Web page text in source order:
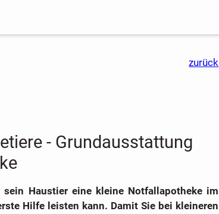
zurück
- Grundausstattung
Haustier eine kleine Notfallapotheke im
Hilfe leisten kann. Damit Sie bei kleineren